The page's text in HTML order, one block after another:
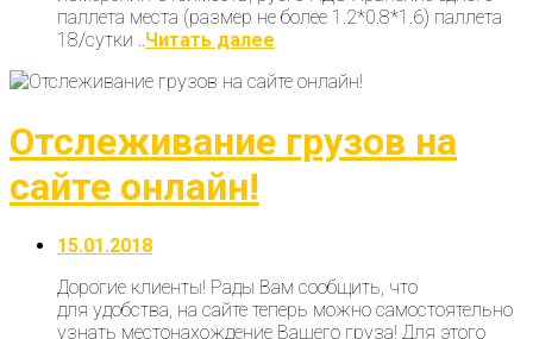
паллета места (размер не более 1.2*0.8*1.6) паллета
18/сутки ..Читать далее
Отслеживание грузов на
сайте онлайн!
15.01.2018
Дорогие клиенты! Рады Вам сообщить, что
для удобства, на сайте теперь можно самостоятельно
узнать местонахождение Вашего груза! Для этого